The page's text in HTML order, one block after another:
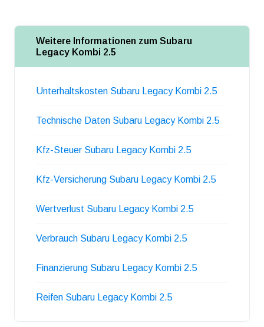
Weitere Informationen zum Subaru
Legacy Kombi 2.5
Unterhaltskosten Subaru Legacy Kombi 2.5
Technische Daten Subaru Legacy Kombi 2.5
Kfz-Steuer Subaru Legacy Kombi 2.5
Kfz-Versicherung Subaru Legacy Kombi 2.5
Wertverlust Subaru Legacy Kombi 2.5
Verbrauch Subaru Legacy Kombi 2.5
Finanzierung Subaru Legacy Kombi 2.5
Reifen Subaru Legacy Kombi 2.5